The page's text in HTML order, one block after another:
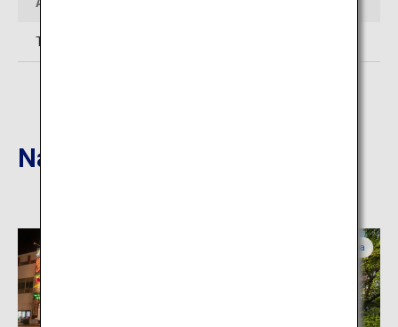
Tel: 098-851-1025 (Okinawa Karate Kaikan)
Nahgelegene Reiseziele
Okinawa